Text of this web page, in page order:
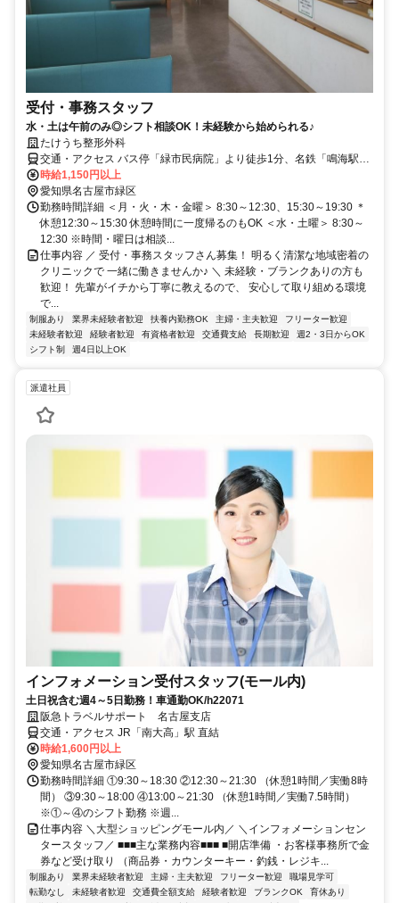
受付・事務スタッフ
水・土は午前のみ◎シフト相談OK！未経験から始められる♪
たけうち整形外科
交通・アクセス バス停「緑市民病院」より徒歩1分、名鉄「鳴海駅」
から徒歩15分
時給1,150円以上
愛知県名古屋市緑区
勤務時間詳細 ＜月・火・木・金曜＞ 8:30～12:30、15:30～19:30 ＊
休憩12:30～15:30 休憩時間に一度帰るのもOK ＜水・土曜＞ 8:30～
12:30 ※時間・曜日は相談...
仕事内容 ／ 受付・事務スタッフさん募集！ 明るく清潔な地域密着の
クリニックで 一緒に働きませんか♪ ＼ 未経験・ブランクありの方も
歓迎！ 先輩がイチから丁寧に教えるので、 安心して取り組める環境
で...
制服あり 業界未経験者歓迎 扶養内勤務OK 主婦・主夫歓迎
フリーター歓迎
未経験者歓迎
経験者歓迎 有資格者歓迎 交通費支給 長期歓迎
週2・3日からOK
シフト制
週4日以上OK
派遣社員
インフォメーション受付スタッフ(モール内)
土日祝含む週4～5日勤務！車通勤OK/h22071
阪急トラベルサポート 名古屋支店
交通・アクセス JR「南大高」駅 直結
時給1,600円以上
愛知県名古屋市緑区
勤務時間詳細 ①9:30～18:30 ②12:30～21:30 （休憩1時間／実働8時
間） ③9:30～18:00 ④13:00～21:30 （休憩1時間／実働7.5時間）
※①～④のシフト勤務 ※週...
仕事内容 ＼大型ショッピングモール内／ ＼インフォメーションセン
タースタッフ／ ■■■主な業務内容■■■ ■開店準備 ・お客様事務所で金
券など受け取り （商品券・カウンターキー・釣銭・レジキ...
制服あり 業界未経験者歓迎 主婦・主夫歓迎 フリーター歓迎
職場見学可
転勤なし
未経験者歓迎 交通費全額支給 経験者歓迎 ブランクOK
育休あり